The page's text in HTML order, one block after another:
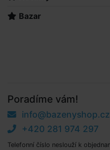
Bazar
Poradíme vám!
info@bazenyshop.cz
+420 281 974 297
Telefonní číslo neslouží k